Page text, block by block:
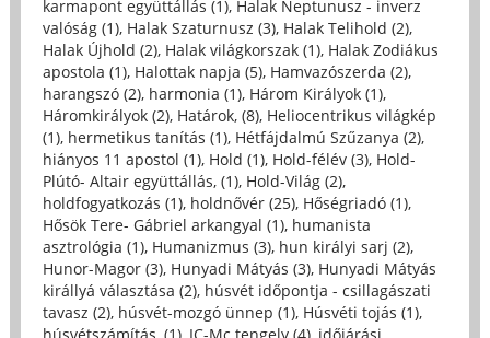
karmapont együttállás (1), Halak Neptunusz - inverz
valóság (1), Halak Szaturnusz (3), Halak Telihold (2),
Halak Újhold (2), Halak világkorszak (1), Halak Zodiákus
apostola (1), Halottak napja (5), Hamvazószerda (2),
harangszó (2), harmonia (1), Három Királyok (1),
Háromkirályok (2), Határok, (8), Heliocentrikus világkép
(1), hermetikus tanítás (1), Hétfájdalmú Szűzanya (2),
hiányos 11 apostol (1), Hold (1), Hold-félév (3), Hold-
Plútó- Altair együttállás, (1), Hold-Világ (2),
holdfogyatkozás (1), holdnővér (25), Hőségriadó (1),
Hősök Tere- Gábriel arkangyal (1), humanista
asztrológia (1), Humanizmus (3), hun királyi sarj (2),
Hunor-Magor (3), Hunyadi Mátyás (3), Hunyadi Mátyás
királlyá választása (2), húsvét időpontja - csillagászati
tavasz (2), húsvét-mozgó ünnep (1), Húsvéti tojás (1),